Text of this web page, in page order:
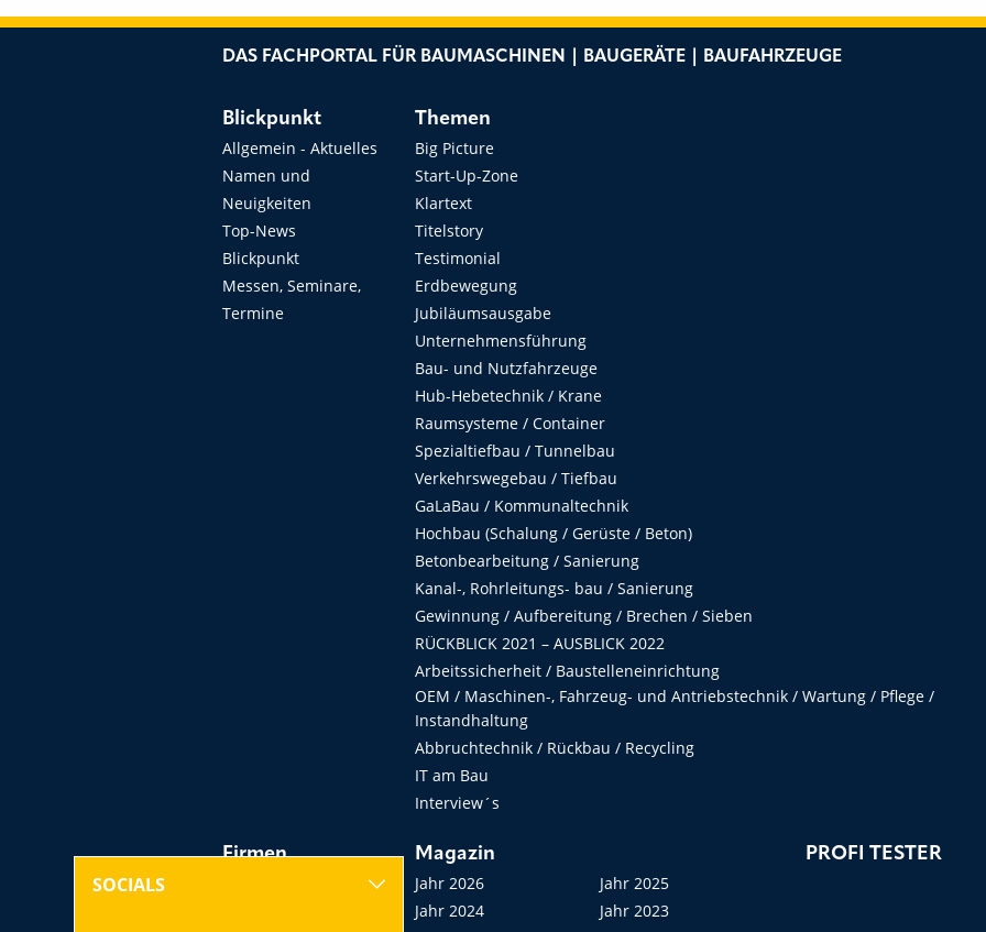
DAS FACHPORTAL FÜR BAUMASCHINEN | BAUGERÄTE | BAUFAHRZEUGE
Blickpunkt
Allgemein - Aktuelles
Namen und
Neuigkeiten
Top-News
Blickpunkt
Messen, Seminare,
Termine
Themen
Big Picture
Start-Up-Zone
Klartext
Titelstory
Testimonial
Erdbewegung
Jubiläumsausgabe
Unternehmensführung
Bau- und Nutzfahrzeuge
Hub-Hebetechnik / Krane
Raumsysteme / Container
Spezialtiefbau / Tunnelbau
Verkehrswegebau / Tiefbau
GaLaBau / Kommunaltechnik
Hochbau (Schalung / Gerüste / Beton)
Betonbearbeitung / Sanierung
Kanal-, Rohrleitungs- bau / Sanierung
Gewinnung / Aufbereitung / Brechen / Sieben
RÜCKBLICK 2021 – AUSBLICK 2022
Arbeitssicherheit / Baustelleneinrichtung
OEM / Maschinen-, Fahrzeug- und Antriebstechnik / Wartung / Pflege /
Instandhaltung
Abbruchtechnik / Rückbau / Recycling
IT am Bau
Interview´s
Firmen Magazin
Jahr 2026
Jahr 2025
Jahr 2024
Jahr 2023
PROFI TESTER
SOCIALS